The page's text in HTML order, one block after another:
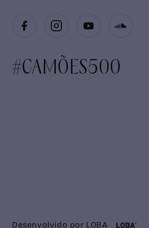
#CAMÕES500
Desenvolvido por LOBA